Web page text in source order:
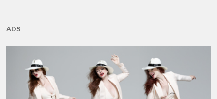
ADS